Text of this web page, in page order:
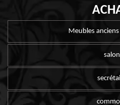
Meubles